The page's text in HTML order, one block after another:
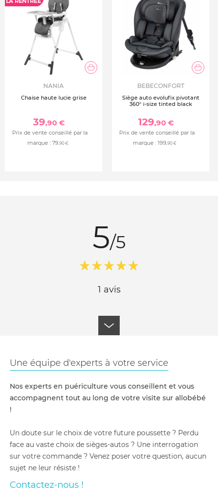
NANIA
Chaise haute lucie grise
39,90 €
Prix de vente conseillé par la
marque : 79,90 €
BEBECONFORT
Siège auto evolufix pivotant
360° i-size tinted black
129,90 €
Prix de vente conseillé par la
marque : 199,90 €
5/5
1 avis
Une équipe d'experts à votre service
Nos experts en puériculture vous conseillent et vous
accompagnent tout au long de votre visite sur allobébé
!
Un doute sur le choix de votre future poussette ? Perdu
face au vaste choix de sièges-autos ? Une interrogation
sur votre commande ? Venez poser votre question, aucun
sujet ne leur résiste !
Contactez-nous !